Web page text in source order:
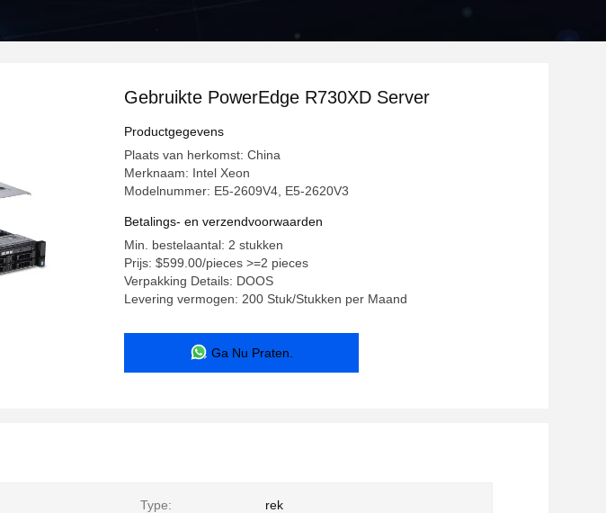
Gebruikte PowerEdge R730XD Server
Productgegevens
Plaats van herkomst: China
Merknaam: Intel Xeon
Modelnummer: E5-2609V4, E5-2620V3
Betalings- en verzendvoorwaarden
Min. bestelaantal: 2 stukken
Prijs: $599.00/pieces >=2 pieces
Verpakking Details: DOOS
Levering vermogen: 200 Stuk/Stukken per Maand
Ga Nu Praten.
Type: rek